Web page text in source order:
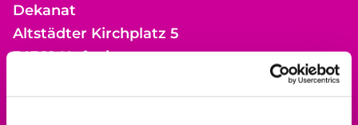
Dekanat
Altstädter Kirchplatz 5
34369 Hofgeismar